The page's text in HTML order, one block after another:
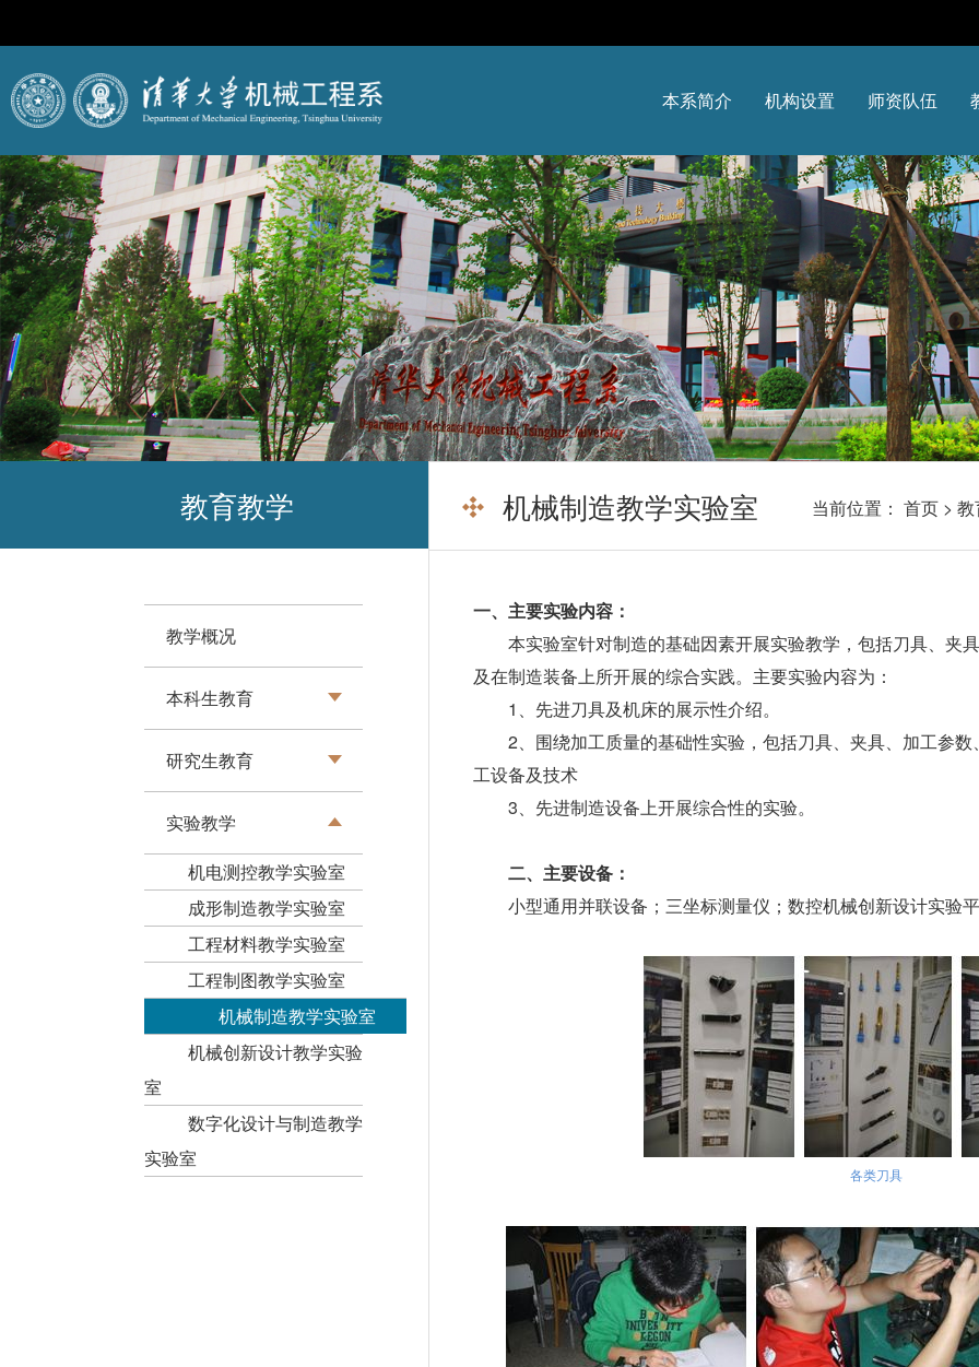
本系简介 机构设置 师资队伍
教育教学 机械制造教学实验室 当前位置： 首页 > 教
教学概况
本科生教育
研究生教育
实验教学
机电测控教学实验室
成形制造教学实验室
工程材料教学实验室
工程制图教学实验室
机械制造教学实验室
机械创新设计教学实验
室
数字化设计与制造教学
实验室
一、主要实验内容：
本实验室针对制造的基础因素开展实验教学，包括刀具、夹
及在制造装备上所开展的综合实践。主要实验内容为：
1、先进刀具及机床的展示性介绍。
2、围绕加工质量的基础性实验，包括刀具、夹具、加工参
工设备及技术
3、先进制造设备上开展综合性的实验。
二、主要设备：
小型通用并联设备；三坐标测量仪；数控机械创新设计实验
各类刀具